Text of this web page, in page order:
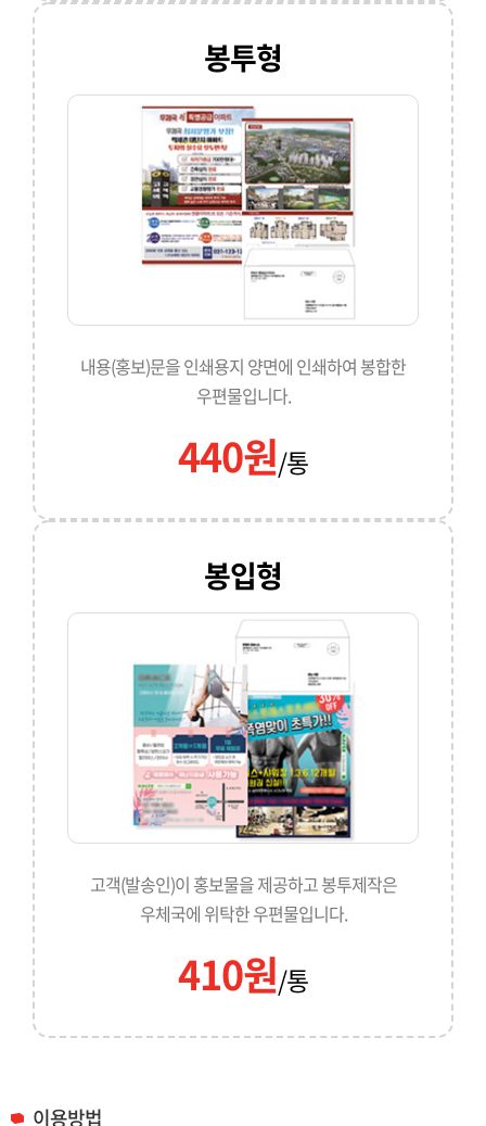
봉투형
내용(홍보)문을 인쇄용지 양면에 인쇄하여 봉합한
우편물입니다.
440원/통
봉입형
고객(발송인)이 홍보물을 제공하고 봉투제작은
우체국에 위탁한 우편물입니다.
410원/통
이용방법